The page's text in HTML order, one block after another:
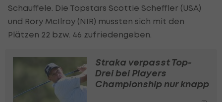
Schauffele. Die Topstars Scottie Scheffler (USA)
und Rory McIlroy (NIR) mussten sich mit den
Plätzen 22 bzw. 46 zufriedengeben.
Straka verpasst Top-
Drei bei Players
Championship nur knapp